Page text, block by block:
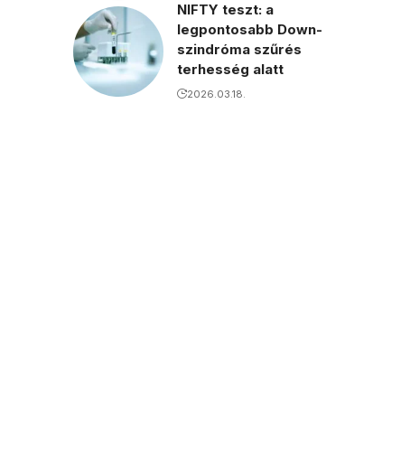
NIFTY teszt: a
legpontosabb Down-
szindróma szűrés
terhesség alatt
2026.03.18.